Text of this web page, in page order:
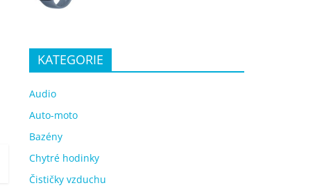
KATEGORIE
Audio
Auto-moto
Bazény
Chytré hodinky
Čističky vzduchu